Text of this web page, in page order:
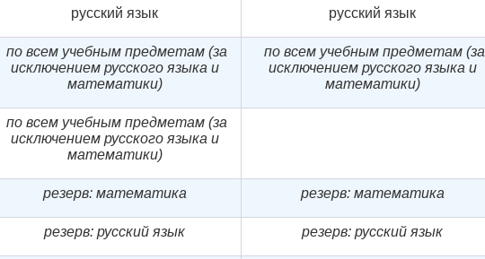
русский язык русский язык
по всем учебным предметам (за
исключением русского языка и
математики)
по всем учебным предметам (за
исключением русского языка и
математики)
по всем учебным предметам (за
исключением русского языка и
математики)
резерв: математика резерв: математика
резерв: русский язык резерв: русский язык